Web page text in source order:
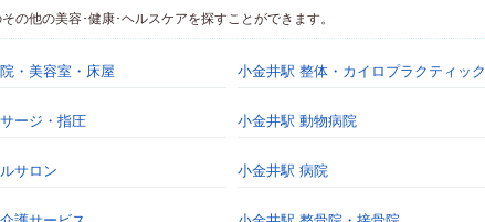
の他の美容･健康･ヘルスケアを探すことができます。
・美容室・床屋 小金井駅 整体・カイロプラクティック
ージ・指圧 小金井駅 動物病院
サロン 小金井駅 病院